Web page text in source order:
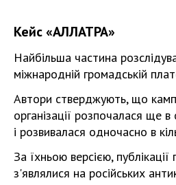
Кейс «АЛЛАТРА»
Найбільша частина
міжнародній громадській
Автори стверджують, що
організації розпочалася ще
і розвивалася одночасно в
За їхньою версією,
з'являлися на російських